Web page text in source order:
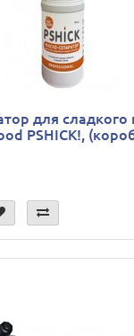
для сладкого
PSHICK!,